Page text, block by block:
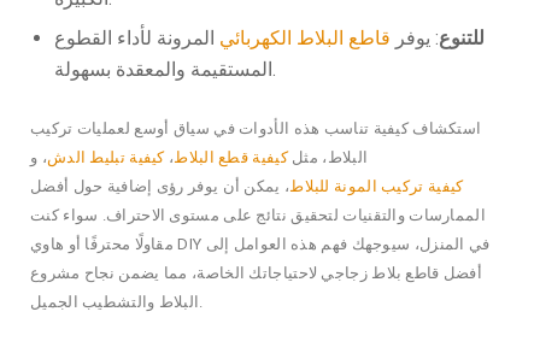
للتنوع: يوفر قاطع البلاط الكهربائي المرونة لأداء القطوع
استكشاف كيفية تناسب هذه الأدوات في سياق أوسع لعمليات تركيب
البلاط، مثلكيفية قطع البلاط،كيفية تبليط الدش، و
كيفية تركيب المونة للبلاط، يمكن أن يوفر رؤى إضافية حول أفضل
الممارسات والتقنيات لتحقيق نتائج على مستوى الاحتراف. سواء كنت
مقاولًا محترفًا أو هاوي DIY في المنزل، سيوجهك فهم هذه العوامل إلى
أفضل قاطع بلاط زجاجي لاحتياجاتك الخاصة، مما يضمن نجاح مشروع